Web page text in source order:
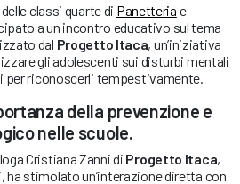
classi quarte di Panetteria e
a un incontro educativo sul tema
dal Progetto Itaca, un’iniziativa
gli adolescenti sui disturbi mentali
per riconoscerli tempestivamente.
della prevenzione e
nelle scuole.
Cristiana Zanni di Progetto Itaca,
ha stimolato un’interazione diretta con